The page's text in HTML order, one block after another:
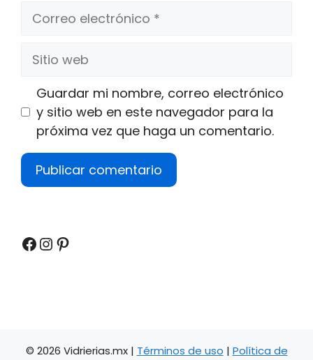
Correo
electrónico
Sitio
web
Guardar mi nombre, correo electrónico
y sitio web en este navegador para la
próxima vez que haga un comentario.
Facebook
Instagram
Pinterest
© 2026 Vidrierias.mx | Términos de uso | Política de